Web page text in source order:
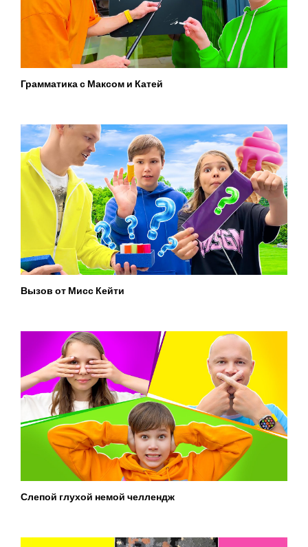
Грамматика с Максом и Катей
Вызов от Мисс Кейти
Слепой глухой немой челлендж